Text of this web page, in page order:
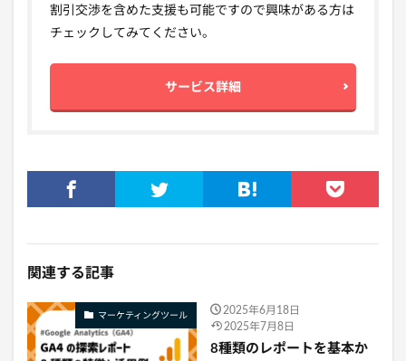
割引交渉を含めた支援も可能ですので興味がある方は
チェックしてみてください。
サービス詳細
関連する記事
マーケティングツール
2025年6月18日
2025年7月8日
8種類のレポートを基本か